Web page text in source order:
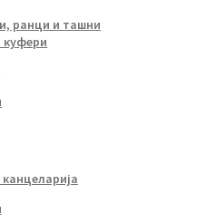
ранци и ташни
куфери